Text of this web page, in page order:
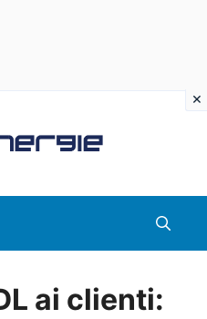
ai clienti: